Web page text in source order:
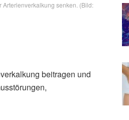
senken. (Bild:
beitragen und